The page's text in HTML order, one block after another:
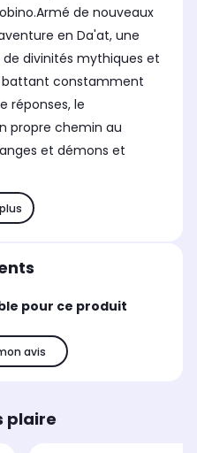
de nouveaux
en Da'at, une
divinités mythiques et
battant constamment
réponses, le
propre chemin au
et démons et
pour ce produit
avis
plaire